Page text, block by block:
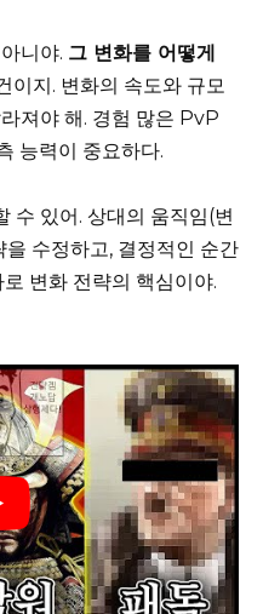
니야. 그 변화를 어떻게
이지. 변화의 속도와 규모
져야 해. 경험 많은 PvP
능력이 중요하다.
수 있어. 상대의 움직임(변
수정하고, 결정적인 순간
변화 전략의 핵심이야.